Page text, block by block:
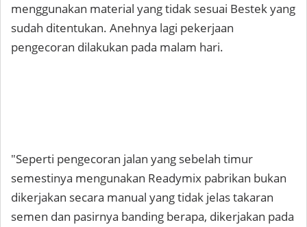
menggunakan material yang tidak sesuai Bestek yang
sudah ditentukan. Anehnya lagi pekerjaan
pengecoran dilakukan pada malam hari.
"Seperti pengecoran jalan yang sebelah timur
semestinya mengunakan Readymix pabrikan bukan
dikerjakan secara manual yang tidak jelas takaran
semen dan pasirnya banding berapa, dikerjakan pada